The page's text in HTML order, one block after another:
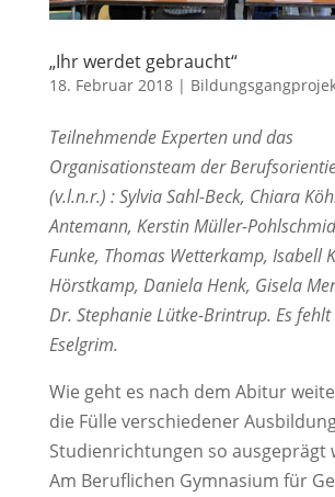
„Ihr werdet gebraucht“
18. Februar 2018|
Teilnehmende Experten und das
Organisationsteam der
(v.l.n.r.) : Sylvia Sahl-Beck, Chiara
Antemann, Kerstin Müller-
Funke, Thomas Wetterkamp, Isabell
Hörstkamp, Daniela Henk, Gisela
Dr. Stephanie Lütke-Brintrup. Es
Eselgrim.
Wie geht es nach dem Abitur
die Fülle verschiedener
Studienrichtungen so ausgeprägt
Am Beruflichen Gymnasium für